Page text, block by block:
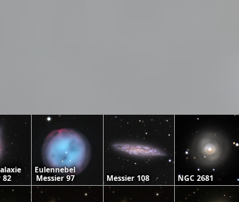
82
Eulennebel
Messier 97
Messier 108 NGC 2681